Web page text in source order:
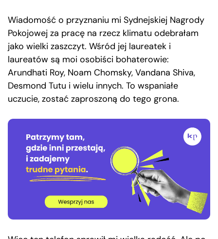
Wiadomość o przyznaniu mi Sydnejskiej Nagrody
Pokojowej za pracę na rzecz klimatu odebrałam
jako wielki zaszczyt. Wśród jej laureatek i
laureatów są moi osobiści bohaterowie:
Arundhati Roy, Noam Chomsky, Vandana Shiva,
Desmond Tutu i wielu innych. To wspaniałe
uczucie, zostać zaproszoną do tego grona.